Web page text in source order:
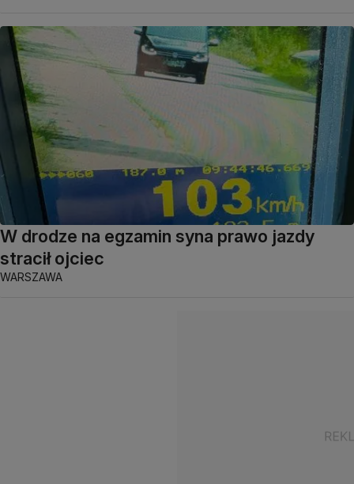
W drodze na egzamin syna prawo jazdy
stracił ojciec
WARSZAWA